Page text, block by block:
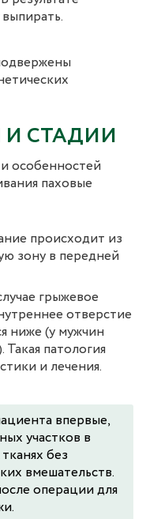
СТАДИИ
особенностей
паховые
происходит из
зону в передней
грыжевое
отверстие
ниже (у мужчин
патология
и лечения.
впервые,
участков в
без
вмешательств.
операции для